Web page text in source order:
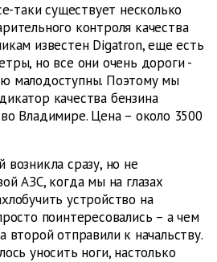
таки существует несколько
контроля качества
известен Digatron, еще есть
но все они очень дороги -
малодоступны. Поэтому мы
качества бензина
Владимире. Цена – около 3500
сразу, но не
АЗС, когда мы на глазах
устройство на
поинтересовались – а чем
второй отправили к начальству.
уносить ноги, настолько